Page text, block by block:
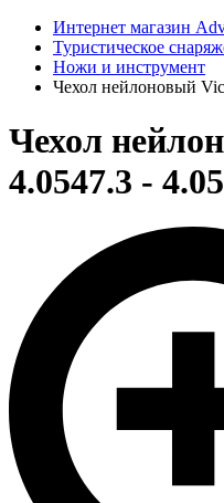
Интернет магазин
Туристическое
Ножи и инструмент
Чехол нейлоновый
Чехол
4.0547.3 -